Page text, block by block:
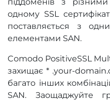
піддоменів з
одному SSL
поставляється з
елементами SAN.
Comodo PositiveSSL
захищає * .your-
багато інших
SAN. Заощаджуйте